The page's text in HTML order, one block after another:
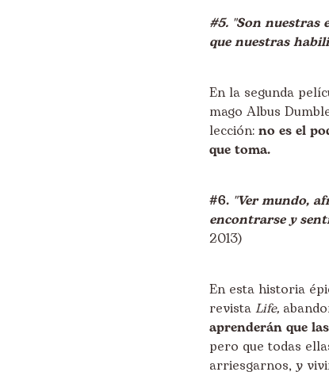
#5. "Son nuestras
que nuestras
En la segunda
mago Albus
lección: no es el
que toma.
#6. "Ver mundo,
encontrarse y
2013)
En esta historia
revista Life,
aprenderán que
pero que todas
arriesgarnos, y